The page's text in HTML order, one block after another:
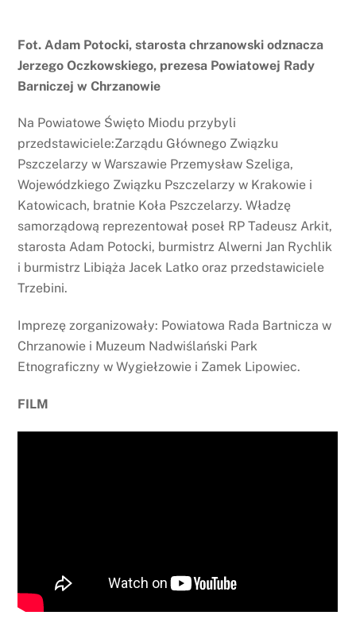
Fot. Adam Potocki, starosta chrzanowski odznacza
Jerzego Oczkowskiego, prezesa Powiatowej Rady
Barniczej w Chrzanowie
Na Powiatowe Święto Miodu przybyli
przedstawiciele:Zarządu Głównego Związku
Pszczelarzy w Warszawie Przemysław Szeliga,
Wojewódzkiego Związku Pszczelarzy w Krakowie i
Katowicach, bratnie Koła Pszczelarzy. Władzę
samorządową reprezentował poseł RP Tadeusz Arkit,
starosta Adam Potocki, burmistrz Alwerni Jan Rychlik
i burmistrz Libiąża Jacek Latko oraz przedstawiciele
Trzebini.
Imprezę zorganizowały: Powiatowa Rada Bartnicza w
Chrzanowie i Muzeum Nadwiślański Park
Etnograficzny w Wygiełzowie i Zamek Lipowiec.
FILM